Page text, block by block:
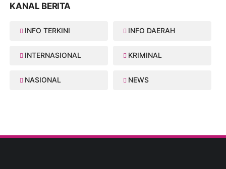
KANAL BERITA
INFO TERKINI INFO DAERAH
INTERNASIONAL KRIMINAL
NASIONAL NEWS